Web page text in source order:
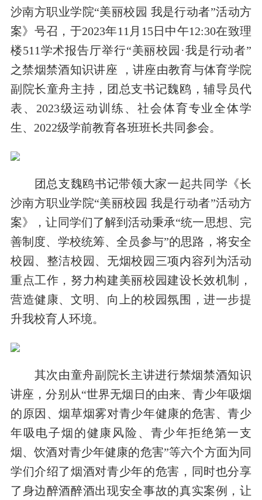
沙南方职业学院“美丽校园 我是行动者”活动方
案》号召，于2023年11月15日中午12:30在致理
楼511学术报告厅举行“美丽校园·我是行动者”
之禁烟禁酒知识讲座 ，讲座由教育与体育学院
副院长童舟主持，团总支书记魏鸥，辅导员代
表、2023级运动训练、社会体育专业全体学
生、2022级学前教育各班班长共同参会。
团总支魏鸥书记带领大家一起共同学《长
沙南方职业学院“美丽校园 我是行动者”活动方
案》，让同学们了解到活动秉承“统一思想、完
善制度、学校统筹、全员参与”的思路，将安全
校园、整洁校园、无烟校园三项内容列为活动
重点工作，努力构建美丽校园建设长效机制，
营造健康、文明、向上的校园氛围，进一步提
升我校育人环境。
其次由童舟副院长主讲进行禁烟禁酒知识
讲座，分别从“世界无烟日的由来、青少年吸烟
的原因、烟草烟雾对青少年健康的危害、青少
年吸电子烟的健康风险、青少年拒绝第一支
烟、饮酒对青少年健康的危害”等六个方面为同
学们介绍了烟酒对青少年的危害，同时也分享
了身边醉酒醉酒出现安全事故的真实案例，让